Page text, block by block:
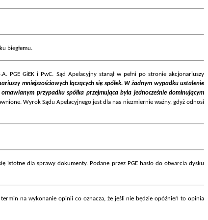
biegłemu.
PGE GiEK i PwC. Sąd Apelacyjny stanął w pełni po stronie akcjonariuszy
mniejszościowych łączących się spółek. W żadnym wypadku ustalenie
przypadku spółka przejmująca była jednocześnie dominującym
Wyrok Sądu Apelacyjnego jest dla nas niezmiernie ważny, gdyż odnosi
istotne dla sprawy dokumenty. Podane przez PGE hasło do otwarcia dysku
na wykonanie opinii co oznacza, że jeśli nie będzie opóźnień to opinia